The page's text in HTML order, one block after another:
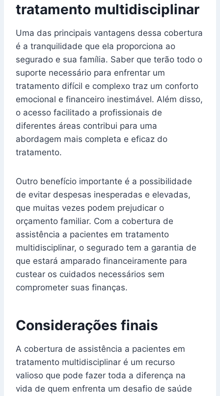
tratamento multidisciplinar
Uma das principais vantagens dessa cobertura
é a tranquilidade que ela proporciona ao
segurado e sua família. Saber que terão todo o
suporte necessário para enfrentar um
tratamento difícil e complexo traz um conforto
emocional e financeiro inestimável. Além disso,
o acesso facilitado a profissionais de
diferentes áreas contribui para uma
abordagem mais completa e eficaz do
tratamento.
Outro benefício importante é a possibilidade
de evitar despesas inesperadas e elevadas,
que muitas vezes podem prejudicar o
orçamento familiar. Com a cobertura de
assistência a pacientes em tratamento
multidisciplinar, o segurado tem a garantia de
que estará amparado financeiramente para
custear os cuidados necessários sem
comprometer suas finanças.
Considerações finais
A cobertura de assistência a pacientes em
tratamento multidisciplinar é um recurso
valioso que pode fazer toda a diferença na
vida de quem enfrenta um desafio de saúde